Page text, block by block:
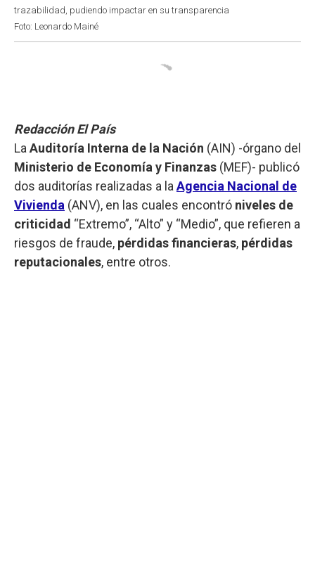
trazabilidad, pudiendo impactar en su transparencia
Foto: Leonardo Mainé
Redacción El País
La Auditoría Interna de la Nación (AIN) -órgano del
Ministerio de Economía y Finanzas (MEF)- publicó
dos auditorías realizadas a la Agencia Nacional de
Vivienda (ANV), en las cuales encontró niveles de
criticidad “Extremo”, “Alto” y “Medio”, que refieren a
riesgos de fraude, pérdidas financieras, pérdidas
reputacionales, entre otros.